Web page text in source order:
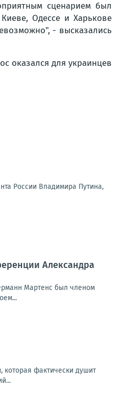
сценарием был
Одессе и Харькове
- высказались
оказался для украинцев
России Владимира Путина,
Александра
Мартенс был членом
которая фактически душит